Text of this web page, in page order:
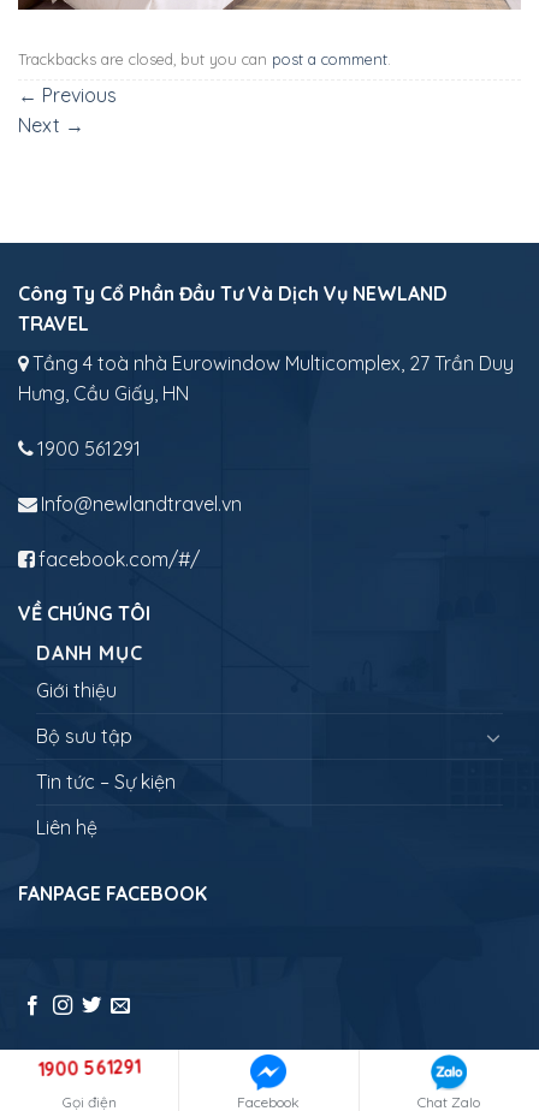
Trackbacks are closed, but you can post a comment
← Previous
Next →
Công Ty Cổ Phần Đầu Tư Và Dịch Vụ NEWLAND
TRAVEL
Tầng 4 toà nhà Eurowindow Multicomplex, 27 Trần Duy
Hưng, Cầu Giấy, HN
1900 561291
Info@newlandtravel.vn
facebook.com/#/
VỀ CHÚNG TÔI
DANH MỤC
Giới thiệu
Bộ sưu tập
Tin tức – Sự kiện
Liên hệ
FANPAGE FACEBOOK
Copyright 2026 © NEWLANDTRAVEL - Đưa bạn đi muôn nơi
1900 561291
Gọi điện Facebook Chat Zalo